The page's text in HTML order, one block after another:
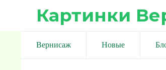
Картинки
Вернисаж Новые